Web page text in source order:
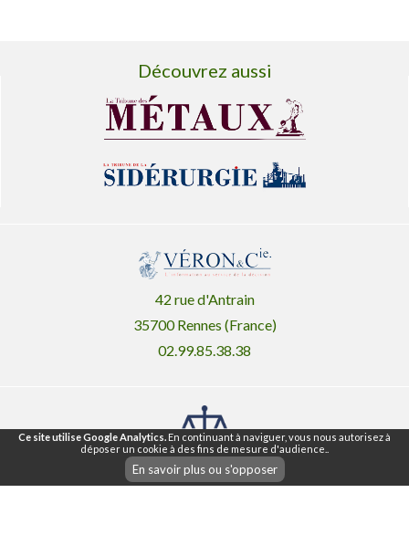
Ce site utilise Google Analytics. En continuant à naviguer, vous nous autorisez à
déposer un cookie à des fins de mesure d'audience..
En savoir plus ou s'opposer
Mentions légales ® CGU
Nos articles | Lettre d'information | Plan du Site
Découvrez aussi
42 rue d'Antrain
35700 Rennes (France)
02.99.85.38.38